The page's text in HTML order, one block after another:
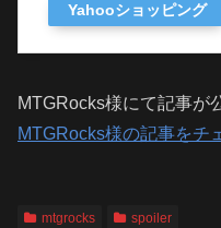
Yahooショッピング
MTGRocks様にて記事が
MTGRocks様の記事をチ
mtgrocks spoiler